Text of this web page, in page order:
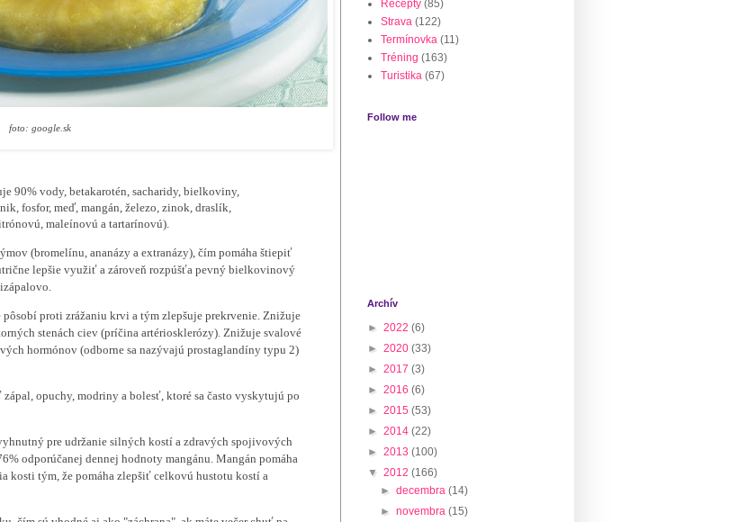
foto: google.sk
90% vody, betakarotén, sacharidy, bielkoviny,
fosfor, meď, mangán, železo, zinok, draslík,
maleínovú a tartarínovú).
(bromelínu, ananázy a extranázy), čím pomáha štiepiť
lepšie využiť a zároveň rozpúšťa pevný bielkovinový
proti zrážaniu krvi a tým zlepšuje prekrvenie. Znižuje
stenách ciev (príčina artériosklerózy). Znižuje svalové
hormónov (odborne sa nazývajú prostaglandíny typu 2)
opuchy, modriny a bolesť, ktoré sa často vyskytujú po
pre udržanie silných kostí a zdravých spojivových
odporúčanej dennej hodnoty mangánu. Mangán pomáha
kosti tým, že pomáha zlepšiť celkovú hustotu kostí a
Recepty (85)
Strava (122)
Termínovka (11)
Tréning (163)
Turistika (67)
Follow me
Archív
► 2022 (6)
► 2020 (33)
► 2017 (3)
► 2016 (6)
► 2015 (53)
► 2014 (22)
► 2013 (100)
▼ 2012 (166)
►decembra(14)
►novembra(15)